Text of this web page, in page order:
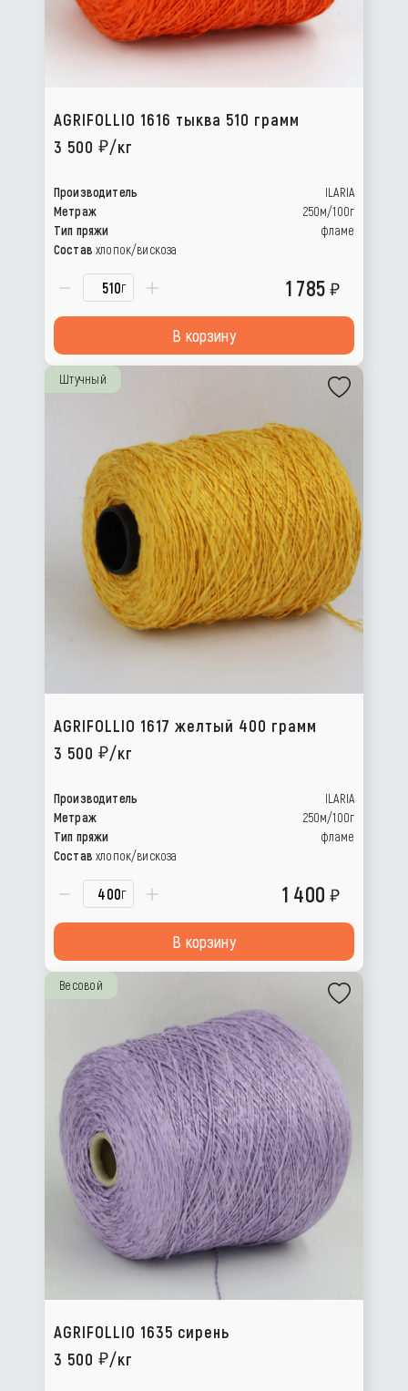
AGRIFOLLIO 1616 тыква 510 грамм
3 500
/кг
Производитель
ILARIA
Метраж
250м/100г
Тип пряжи
фламе
Состав хлопок/вискоза
г 1 785
В корзину
Штучный
AGRIFOLLIO 1617 желтый 400 грамм
3 500
/кг
Производитель
ILARIA
Метраж
250м/100г
Тип пряжи
фламе
Состав хлопок/вискоза
г 1 400
В корзину
Весовой
AGRIFOLLIO 1635 сирень
3 500
/кг